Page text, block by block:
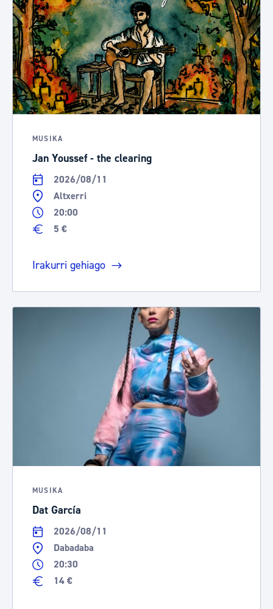
MUSIKA
Jan Youssef - the clearing
2026/08/11
Altxerri
20:00
5 €
Irakurri gehiago
MUSIKA
Dat García
2026/08/11
Dabadaba
20:30
14 €